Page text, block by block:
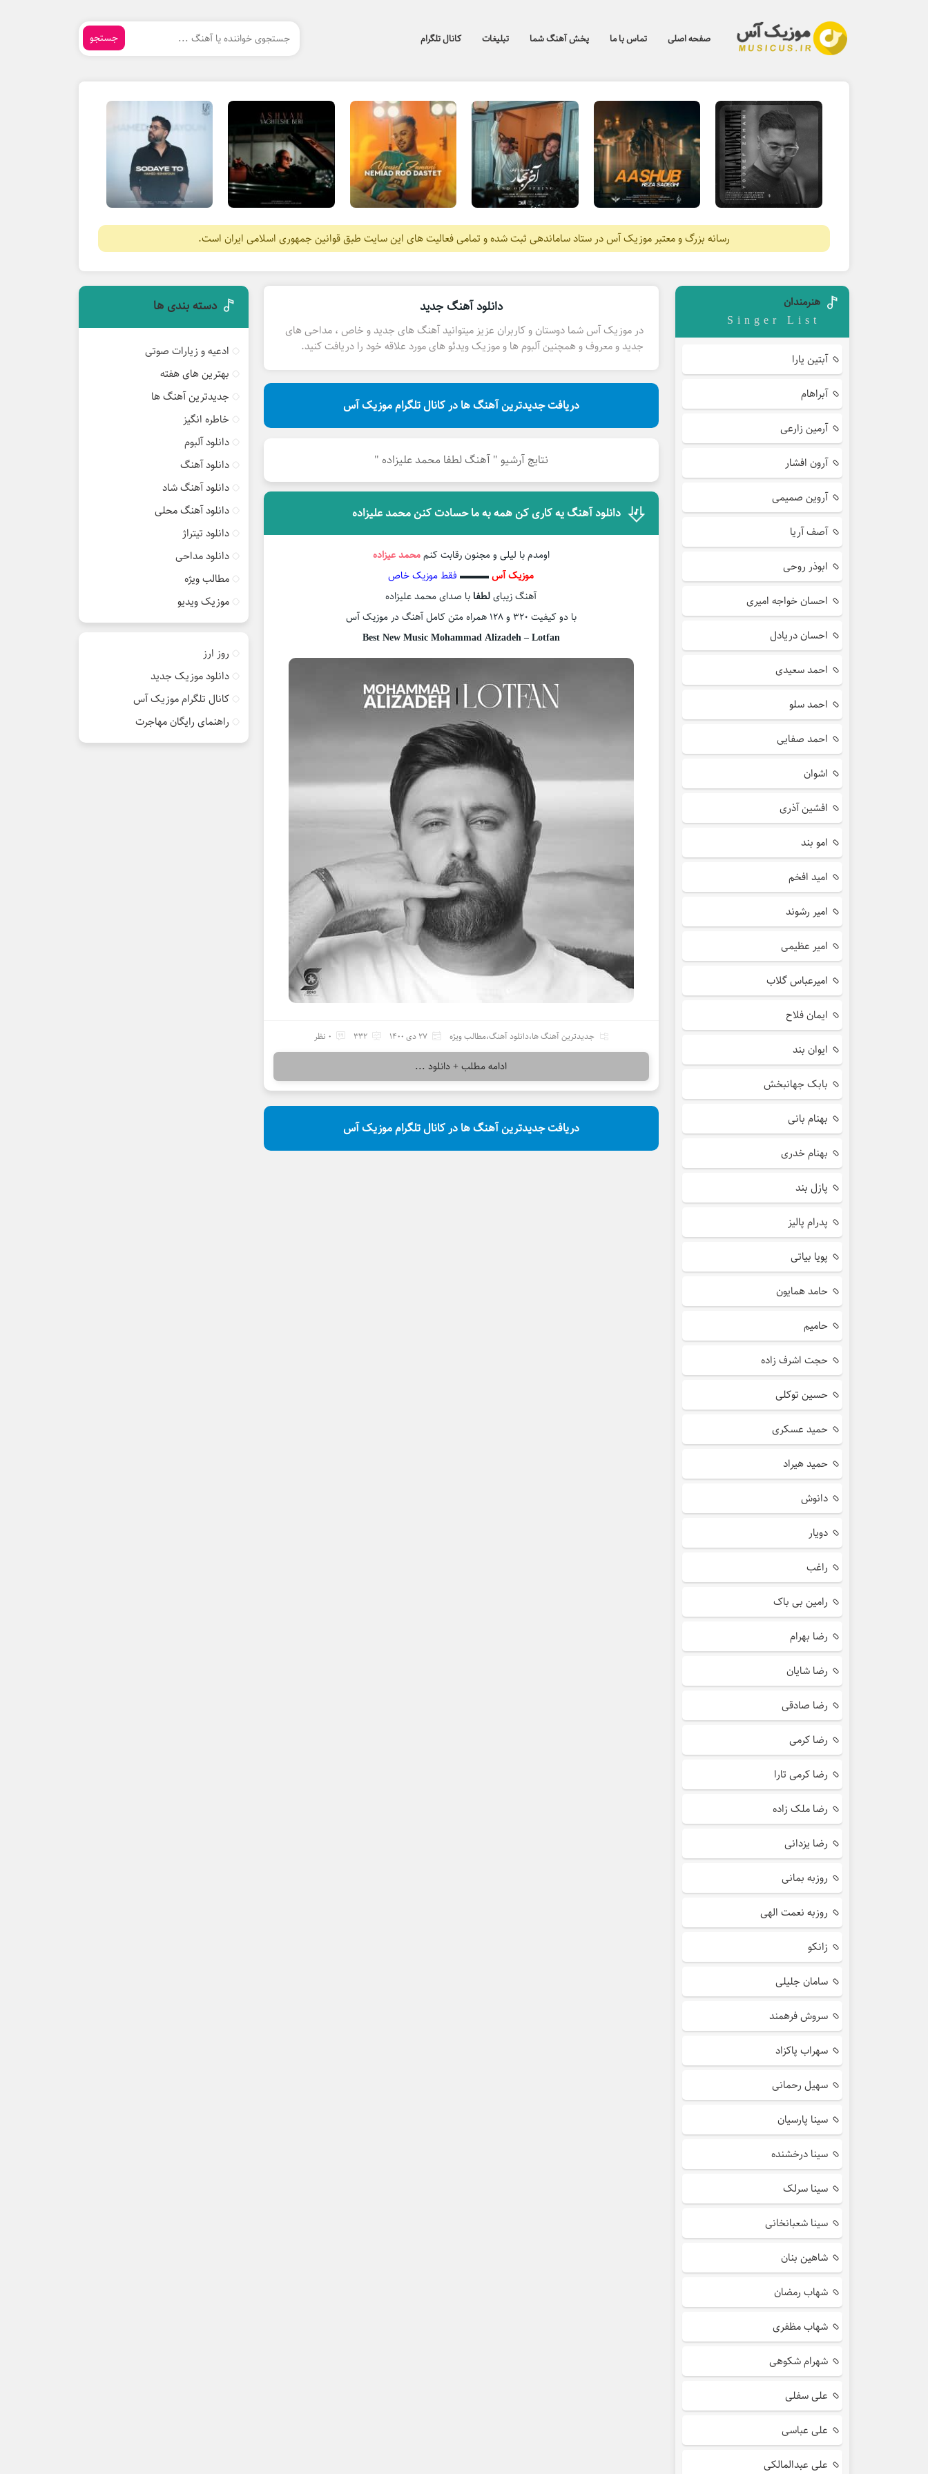
صفحه اصلی تماس با ما پخش آهنگ شما تبلیغات کانال تلگرام جستجو
رسانه بزرگ و معتبر موزیک آس در ستاد ساماندهی ثبت شده و تمامی فعالیت های این سایت طبق قوانین جمهوری اسلامی ایران است.
دانلود آهنگ جدید
در موزیک آس شما دوستان و کاربران عزیز میتوانید آهنگ های جدید و خاص ، مداحی های
جدید و معروف و همچنین آلبوم ها و موزیک ویدئو های مورد علاقه خود را دریافت کنید.
دریافت جدیدترین آهنگ ها در کانال تلگرام موزیک آس
نتایج آرشیو " آهنگ لطفا محمد علیزاده "
دانلود آهنگ یه کاری کن همه به ما حسادت کنن محمد علیزاده
اومدم با لیلی و مجنون رقابت کنممحمد عیزاده
موزیک آس▬▬▬ فقط موزیک خاص
آهنگ زیبایلطفا با صدای محمد علیزاده
با دو کیفیت ۳۲۰ و ۱۲۸ همراه متن کامل آهنگ در موزیک آس
Best New Music Mohammad Alizadeh – Lotfan
جدیدترین آهنگ ها،دانلود آهنگ،مطالب ویژه 27 دی 1400 332 0 نظر
ادامه مطلب + دانلود ...
دریافت جدیدترین آهنگ ها در کانال تلگرام موزیک آس
هنرمندان
Singer List
آبتین یارا
آبراهام
آرمین زارعی
آرون افشار
آروین صمیمی
آصف آریا
ابوذر روحی
احسان خواجه امیری
احسان دریادل
احمد سعیدی
احمد سلو
احمد صفایی
اشوان
افشین آذری
امو بند
امید افخم
امیر رشوند
امیر عظیمی
امیرعباس گلاب
ایمان فلاح
ایوان بند
بابک جهانبخش
بهنام بانی
بهنام خدری
پازل بند
پدرام پالیز
پویا بیاتی
حامد همایون
حامیم
حجت اشرف زاده
حسین توکلی
حمید عسکری
حمید هیراد
دانوش
دویار
راغب
رامین بی باک
رضا بهرام
رضا شایان
رضا صادقی
رضا کرمی
رضا کرمی تارا
رضا ملک زاده
رضا یزدانی
روزبه بمانی
روزبه نعمت الهی
زانکو
سامان جلیلی
سروش فرهمند
سهراب پاکزاد
سهیل رحمانی
سینا پارسیان
سینا درخشنده
سینا سرلک
سینا شعبانخانی
شاهین بنان
شهاب رمضان
شهاب مظفری
شهرام شکوهی
علی سفلی
علی عباسی
علی عبدالمالکی
دسته بندی ها
ادعیه و زیارات صوتی
بهترین های هفته
جدیدترین آهنگ ها
خاطره انگیز
دانلود آلبوم
دانلود آهنگ
دانلود آهنگ شاد
دانلود آهنگ محلی
دانلود تیتراژ
دانلود مداحی
مطالب ویژه
موزیک ویدیو
روز ارز
دانلود موزیک جدید
کانال تلگرام موزیک آس
راهنمای رایگان مهاجرت